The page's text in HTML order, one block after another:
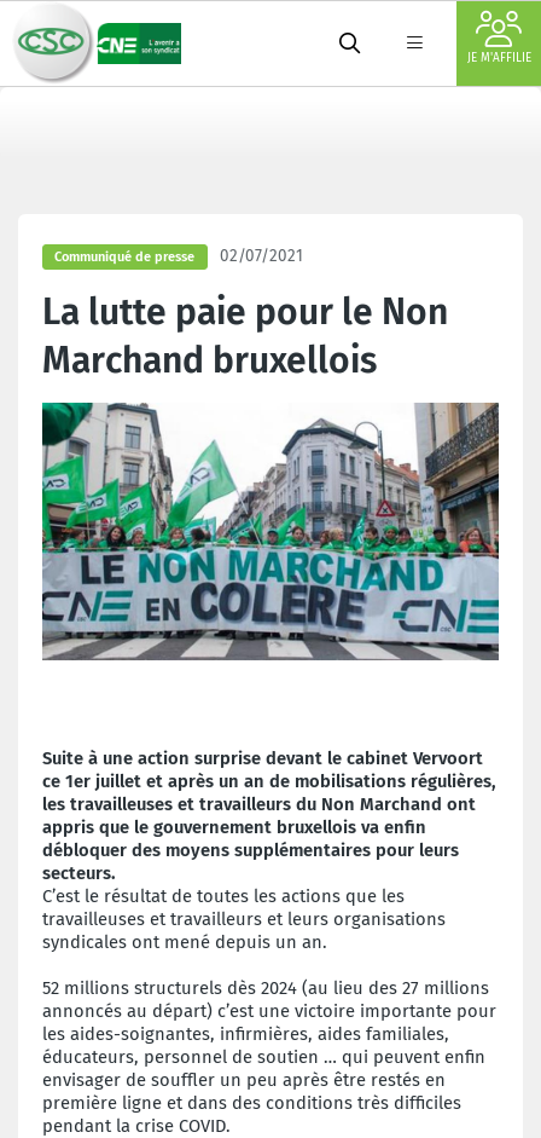
JE M'AFFILIE
Communiqué de presse 02/07/2021
La lutte paie pour le Non
Marchand bruxellois
Suite à une action surprise devant le cabinet Vervoort
ce 1er juillet et après un an de mobilisations régulières,
les travailleuses et travailleurs du Non Marchand ont
appris que le gouvernement bruxellois va enfin
débloquer des moyens supplémentaires pour leurs
secteurs.
C’est le résultat de toutes les actions que les
travailleuses et travailleurs et leurs organisations
syndicales ont mené depuis un an.
52 millions structurels dès 2024 (au lieu des 27 millions
annoncés au départ) c’est une victoire importante pour
les aides-soignantes, infirmières, aides familiales,
éducateurs, personnel de soutien … qui peuvent enfin
envisager de souffler un peu après être restés en
première ligne et dans des conditions très difficiles
pendant la crise COVID.